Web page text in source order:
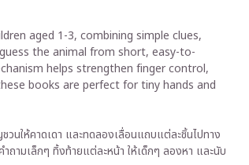
aged 1-3, combining simple clues,
the animal from short, easy-to-
helps strengthen finger control,
books are perfect for tiny hands and
นให้คาดเดา และทดลองเลื่อนแถบแต่ละชิ้นไปทาง
ามเล็กๆ ทิ้งท้ายแต่ละหน้า ให้เด็กๆ ลองหา และนับ